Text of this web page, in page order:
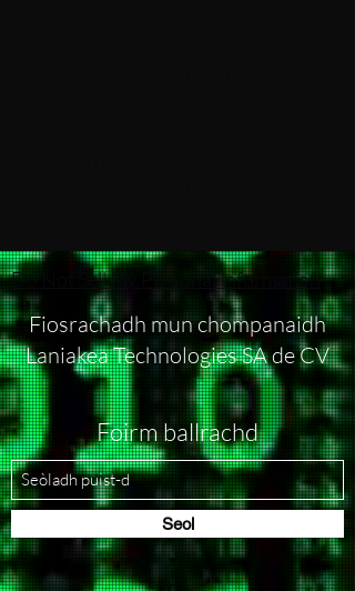
Do Not Sell My Personal Information
Fiosrachadh mun chompanaidh
Laniakea Technologies SA de CV
Foirm ballrachd
Seol